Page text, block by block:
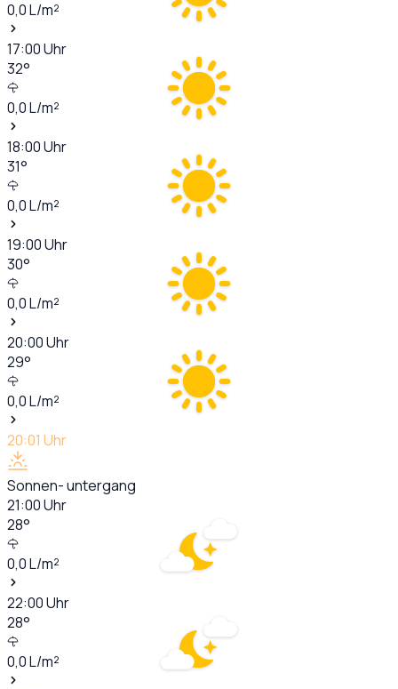
0,0L/m²
17:00Uhr
32°
0,0L/m²
18:00Uhr
31°
0,0L/m²
19:00Uhr
30°
0,0L/m²
20:00Uhr
29°
0,0L/m²
20:01 Uhr
Sonnen- untergang
21:00Uhr
28°
0,0L/m²
22:00Uhr
28°
0,0L/m²